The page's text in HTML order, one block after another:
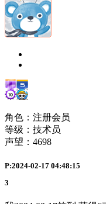
角色：注册会员
等级：技术员
声望： 4698
P:2024-02-17 04:48:15
3